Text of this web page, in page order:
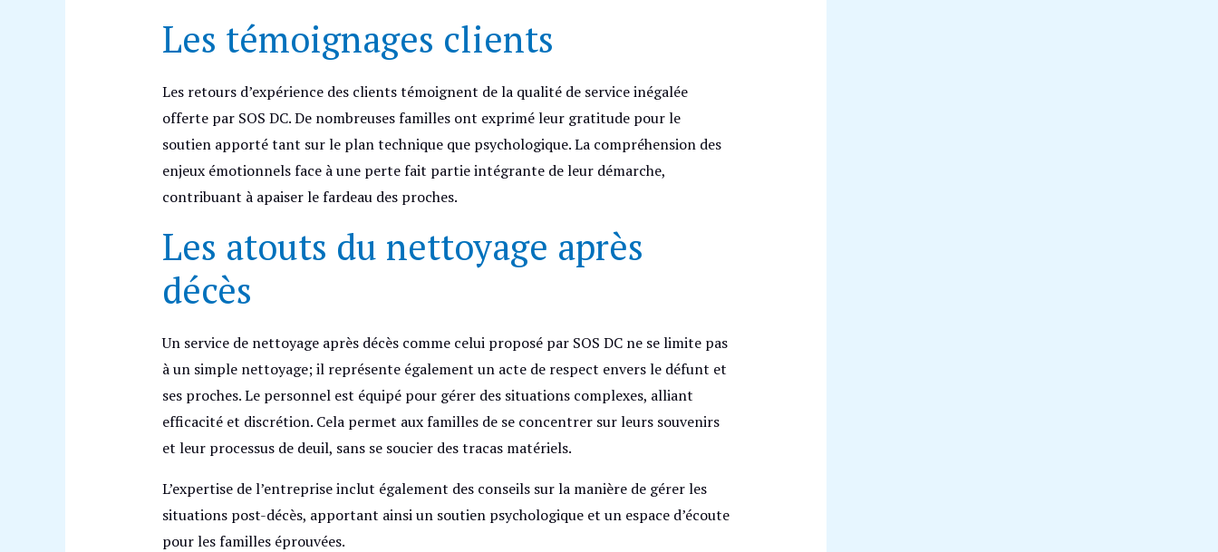
Les témoignages clients
Les retours d’expérience des clients témoignent de la qualité de service inégalée
offerte par SOS DC. De nombreuses familles ont exprimé leur gratitude pour le
soutien apporté tant sur le plan technique que psychologique. La compréhension des
enjeux émotionnels face à une perte fait partie intégrante de leur démarche,
contribuant à apaiser le fardeau des proches.
Les atouts du nettoyage après
décès
Un service de nettoyage après décès comme celui proposé par SOS DC ne se limite pas
à un simple nettoyage; il représente également un acte de respect envers le défunt et
ses proches. Le personnel est équipé pour gérer des situations complexes, alliant
efficacité et discrétion. Cela permet aux familles de se concentrer sur leurs souvenirs
et leur processus de deuil, sans se soucier des tracas matériels.
L’expertise de l’entreprise inclut également des conseils sur la manière de gérer les
situations post-décès, apportant ainsi un soutien psychologique et un espace d’écoute
pour les familles éprouvées.